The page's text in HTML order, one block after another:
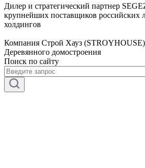
Дилер и стратегический партнер
крупнейших поставщиков
холдингов
Компания Строй Хауз
Деревянного домостроения
Поиск по сайту